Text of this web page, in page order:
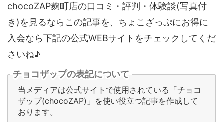
chocoZAP麹町店の口コミ・評判・体験談(写真付
き)を見るならこの記事を、ちょこざっぷにお得に
入会なら下記の公式WEBサイトをチェックしてくだ
さいね♪
チョコザップの表記について
当メディアは公式サイトで使用されている「チョコ
ザップ(chocoZAP)」を使い役立つ記事を作成して
おります。